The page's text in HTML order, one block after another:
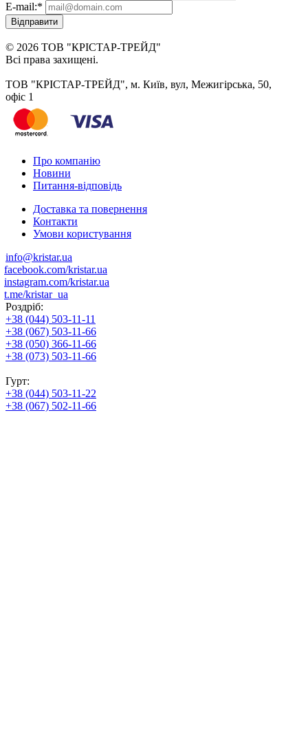
E-mail:*
Відправити
© 2026 ТОВ "КРІСТАР-ТРЕЙД"
Всі права захищені.
ТОВ "КРІСТАР-ТРЕЙД", м. Київ, вул, Межигірська, 50,
офіс 1
Про компанію
Новини
Питання-відповідь
Доставка та повернення
Контакти
Умови користування
info@kristar.ua
facebook.com/kristar.ua
instagram.com/kristar.ua
t.me/kristar_ua
Роздріб:
+38 (044) 503-11-11
+38 (067) 503-11-66
+38 (050) 366-11-66
+38 (073) 503-11-66
Гурт:
+38 (044) 503-11-22
+38 (067) 502-11-66